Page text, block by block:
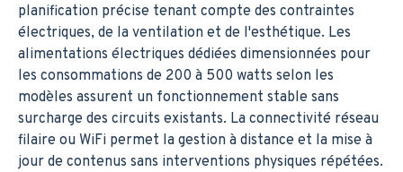
planification précise tenant compte des contraintes
électriques, de la ventilation et de l'esthétique. Les
alimentations électriques dédiées dimensionnées pour
les consommations de 200 à 500 watts selon les
modèles assurent un fonctionnement stable sans
surcharge des circuits existants. La connectivité réseau
filaire ou WiFi permet la gestion à distance et la mise à
jour de contenus sans interventions physiques répétées.